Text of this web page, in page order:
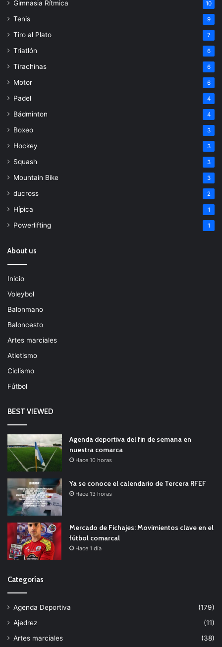
Gimnasia Rítmica 10
Tenis 9
Tiro al Plato 7
Triatlón 6
Tirachinas 6
Motor 6
Padel 4
Bádminton 4
Boxeo 3
Hockey 3
Squash 3
Mountain Bike 3
ducross 2
Hípica 1
Powerlifting 1
About us
Inicio
Voleybol
Balonmano
Baloncesto
Artes marciales
Atletismo
Ciclismo
Fútbol
BEST VIEWED
Agenda deportiva del fin de semana en
nuestra comarca
Hace 10 horas
Ya se conoce el calendario de Tercera RFEF
Hace 13 horas
Mercado de Fichajes: Movimientos clave en el
fútbol comarcal
Hace 1 día
Categorías
Agenda Deportiva
(179)
Ajedrez
(11)
Artes marciales
(38)